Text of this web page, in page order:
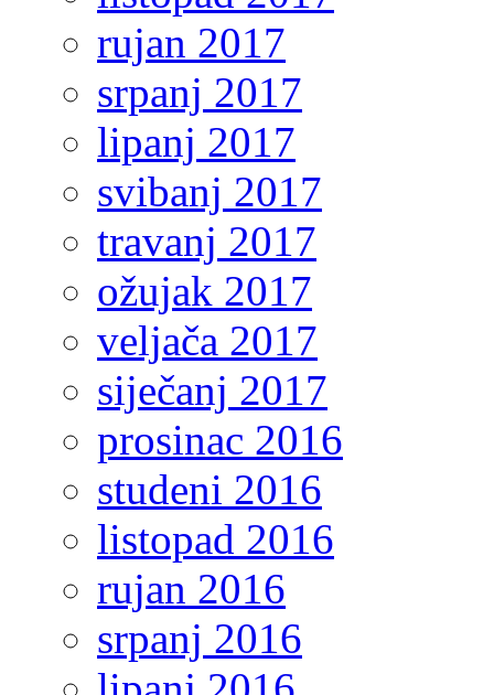
rujan 2017
srpanj 2017
lipanj 2017
svibanj 2017
travanj 2017
ožujak 2017
veljača 2017
siječanj 2017
prosinac 2016
studeni 2016
listopad 2016
rujan 2016
srpanj 2016